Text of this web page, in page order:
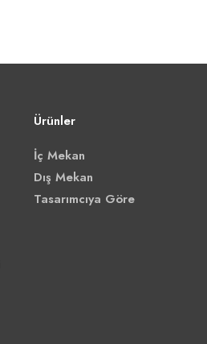
Ürünler
İç Mekan
Dış Mekan
Tasarımcıya Göre